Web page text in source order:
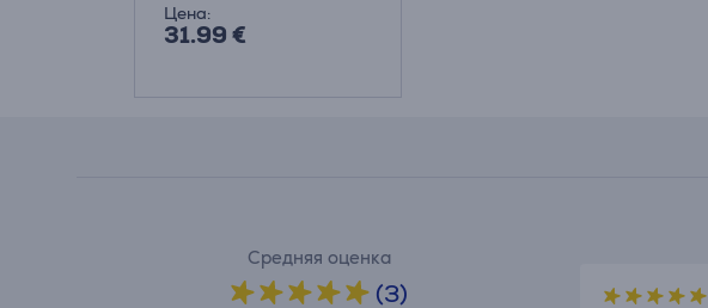
Цена:
31.99 €
Средняя оценка
(3)